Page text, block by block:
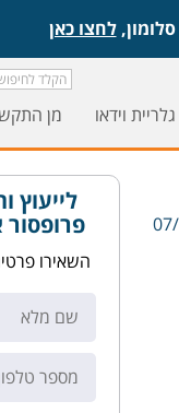
לחצו כאן
גלריית וידאו מן
לייעוץ
פרופסור
השאירו